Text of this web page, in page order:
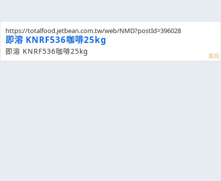
https://totalfood.jetbean.com.tw/web/NMD?postId=396028
即溶 KNRF536咖啡25kg
即溶 KNRF536咖啡25kg